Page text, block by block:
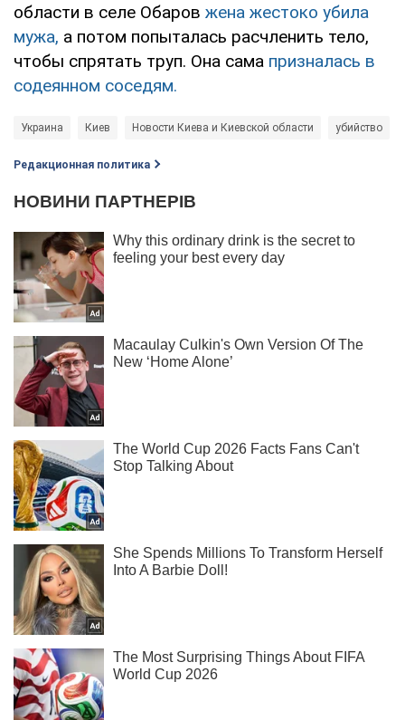
области в селе Обаров жена жестоко убила
мужа, а потом попыталась расчленить тело,
чтобы спрятать труп. Она сама призналась в
содеянном соседям.
Украина Киев Новости Киева и Киевской области убийство
Редакционная политика